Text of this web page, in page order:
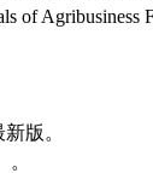
of Agribusiness
版。